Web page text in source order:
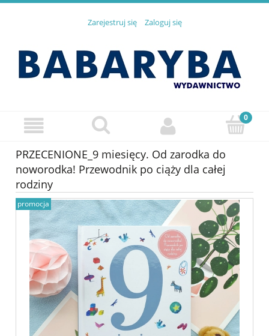
Zarejestruj się Zaloguj się
PRZECENIONE_9 miesięcy. Od zarodka do
noworodka! Przewodnik po ciąży dla całej
rodziny
promocja